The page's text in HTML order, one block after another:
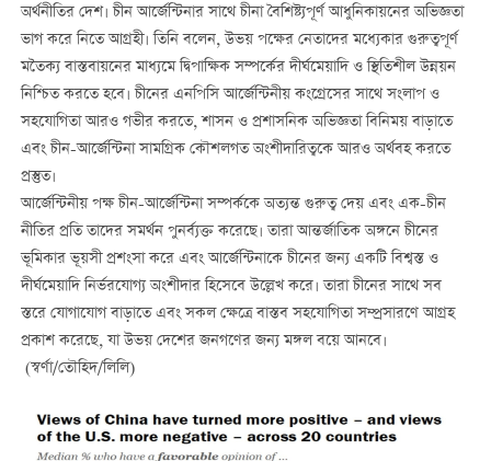
অর্থনীতির দেশ। চীন আর্জেন্টিনার সাথে চীনা বৈশিষ্ট্যপূর্ণ আধুনিকায়নের অভিজ্ঞতা
ভাগ করে নিতে আগ্রহী। তিনি বলেন, উভয় পক্ষের নেতাদের মধ্যেকার গুরুত্বপূর্ণ
মতৈক্য বাস্তবায়নের মাধ্যমে দ্বিপাক্ষিক সম্পর্কের দীর্ঘমেয়াদি ও স্থিতিশীল উন্নয়ন
নিশ্চিত করতে হবে। চীনের এনপিসি আর্জেন্টিনীয় কংগ্রেসের সাথে সংলাপ ও
সহযোগিতা আরও গভীর করতে, শাসন ও প্রশাসনিক অভিজ্ঞতা বিনিময় বাড়াতে
এবং চীন-আর্জেন্টিনা সামগ্রিক কৌশলগত অংশীদারিত্বকে আরও অর্থবহ করতে
প্রস্তুত।
আর্জেন্টিনীয় পক্ষ চীন-আর্জেন্টিনা সম্পর্ককে অত্যন্ত গুরুত্ব দেয় এবং এক-চীন
নীতির প্রতি তাদের সমর্থন পুনর্ব্যক্ত করেছে। তারা আন্তর্জাতিক অঙ্গনে চীনের
ভূমিকার ভূয়সী প্রশংসা করে এবং আর্জেন্টিনাকে চীনের জন্য একটি বিশ্বস্ত ও
দীর্ঘমেয়াদি নির্ভরযোগ্য অংশীদার হিসেবে উল্লেখ করে। তারা চীনের সাথে সব
স্তরে যোগাযোগ বাড়াতে এবং সকল ক্ষেত্রে বাস্তব সহযোগিতা সম্প্রসারণে আগ্রহ
প্রকাশ করেছে, যা উভয় দেশের জনগণের জন্য মঙ্গল বয়ে আনবে।
(স্বর্ণা/তৌহিদ/লিলি)